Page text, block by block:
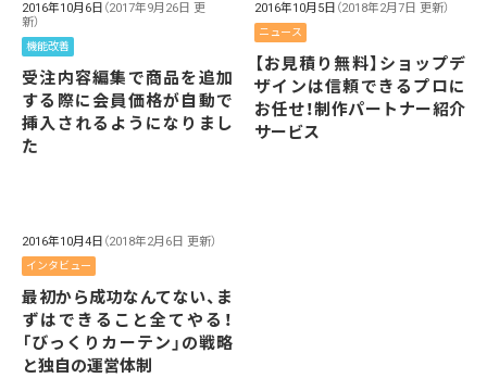
2016年10月6日 （2017年9月26日 更
新）
機能改善
受注内容編集で商品を追加
する際に会員価格が自動で
挿入されるようになりまし
た
2016年10月5日 （2018年2月7日 更新）
ニュース
【お見積り無料】ショップデ
ザインは信頼できるプロに
お任せ！制作パートナー紹介
サービス
2016年10月4日 （2018年2月6日 更新）
インタビュー
最初から成功なんてない、ま
ずはできること全てやる！
「びっくりカーテン」の戦略
と独自の運営体制